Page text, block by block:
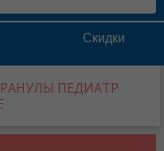
Скидки
ПЕДИАТР